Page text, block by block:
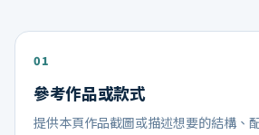
參考作品或款式
提供本頁作品截圖或描述想要的結構、